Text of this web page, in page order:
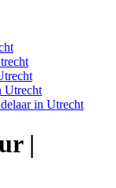
Utrecht
in Utrecht
|